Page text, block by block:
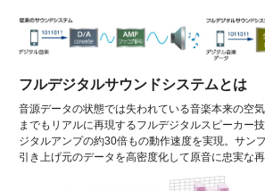
フルデジタルサウンドシステムとは
音源データの状態では失われている音楽本来の空
までもリアルに再現するフルデジタルスピーカー
ジタルアンプの約30倍もの動作速度を実現。サン
引き上げ元のデータを高密度化して原音に忠実な再